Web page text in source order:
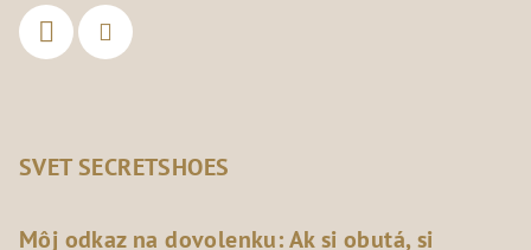
SVET SECRETSHOES
Môj odkaz na dovolenku: Ak si obutá, si